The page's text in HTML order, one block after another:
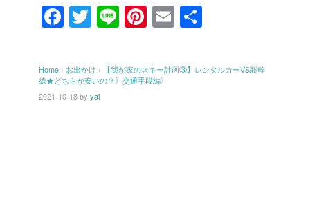
F
a
c
e
b
T
wi
tt
er
Li
n
e
Pi
nt
er
e
E
m
ail
Home › お出かけ ›
【我が家のスキー計画③】レンタルカーVS新幹
線★どちらが安いの？〖交通手段編〗
2021-10-18by yai